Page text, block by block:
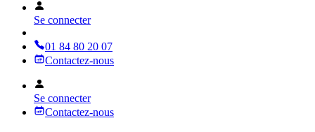
Se connecter
01 84 80 20 07
Contactez-nous
Se connecter
Contactez-nous